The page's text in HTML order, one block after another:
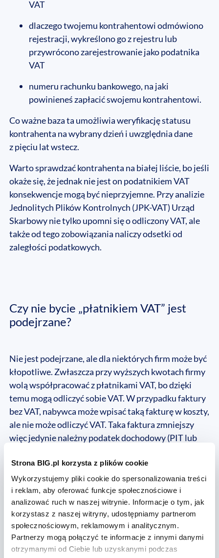
Strona BIG.pl korzysta z plików cookie
Wykorzystujemy pliki cookie do spersonalizowania treści
i reklam, aby oferować funkcje społecznościowe i
analizować ruch w naszej witrynie. Informacje o tym, jak
korzystasz z naszej witryny, udostępniamy partnerom
społecznościowym, reklamowym i analitycznym.
Partnerzy mogą połączyć te informacje z innymi danymi
otrzymanymi od Ciebie lub uzyskanymi podczas
VAT
dlaczego twojemu kontrahentowi odmówiono
rejestracji, wykreślono go z rejestru lub
przywrócono zarejestrowanie jako podatnika
VAT
numeru rachunku bankowego, na jaki
powinieneś zapłacić swojemu kontrahentowi.
Co ważne baza ta umożliwia weryfikację statusu
kontrahenta na wybrany dzień i uwzględnia dane
z pięciu lat wstecz.
Warto sprawdzać kontrahenta na białej liście, bo jeśli
okaże się, że jednak nie jest on podatnikiem VAT
konsekwencje mogą być nieprzyjemne. Przy analizie
Jednolitych Plików Kontrolnych (JPK-VAT) Urząd
Skarbowy nie tylko upomni się o odliczony VAT, ale
także od tego zobowiązania naliczy odsetki od
zaległości podatkowych.
Czy nie bycie „płatnikiem VAT” jest
podejrzane?
Nie jest podejrzane, ale dla niektórych firm może być
kłopotliwe. Zwłaszcza przy wyższych kwotach firmy
wolą współpracować z płatnikami VAT, bo dzięki
temu mogą odliczyć sobie VAT. W przypadku faktury
bez VAT, nabywca może wpisać taką fakturę w koszty,
ale nie może odliczyć VAT. Taka faktura zmniejszy
więc jedynie należny podatek dochodowy (PIT lub
po prostu nie opłaca. Dotyczy to zwłaszcza tych,
który mają niewielkie obroty, albo ich klientami są
osoby prywatne (małe sklepy, zakłady usługowe).
Doliczony VAT pogarsza ich konkurencyjność. VAT,
jak już napisałam wyżej, ma większe znaczenie przy
rozliczaniu między firmami czyli B2B. Jeśli firma jest